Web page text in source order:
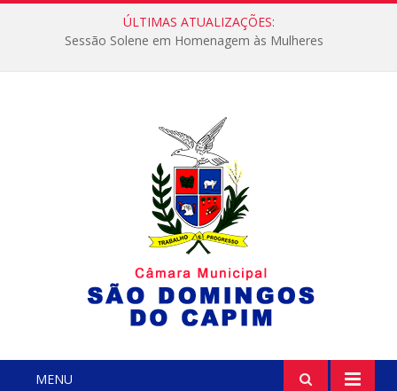
ÚLTIMAS ATUALIZAÇÕES:
Sessão Solene em Homenagem às Mulheres
MENU